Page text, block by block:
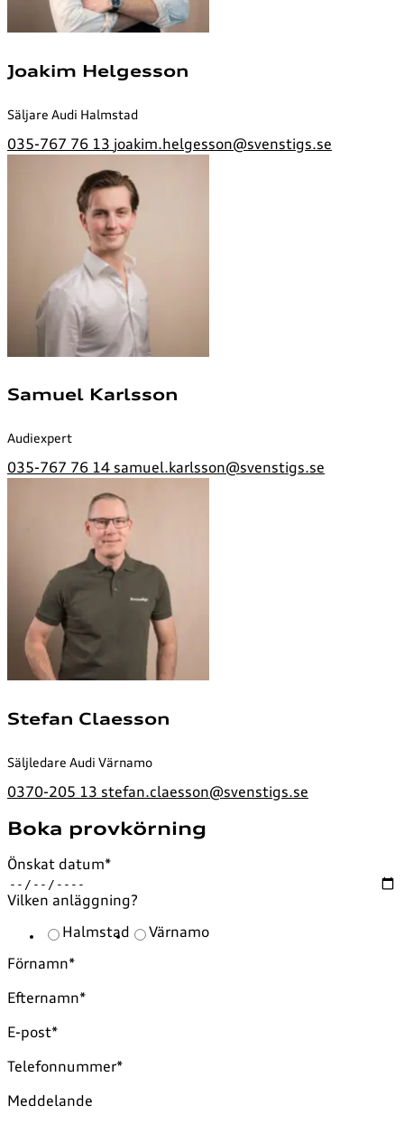
Joakim Helgesson
Säljare Audi Halmstad
035-767 76 13 joakim.helgesson@svenstigs.se
Samuel Karlsson
Audiexpert
035-767 76 14 samuel.karlsson@svenstigs.se
Stefan Claesson
Säljledare Audi Värnamo
0370-205 13 stefan.claesson@svenstigs.se
Boka provkörning
Önskat datum*
Vilken anläggning?
Halmstad Värnamo
Förnamn*
Efternamn*
E-post*
Telefonnummer*
Meddelande